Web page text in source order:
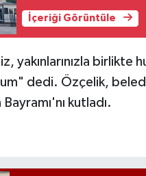
İçeriği Görüntüle
yakınlarınızla birlikte
dedi. Özçelik,
kutladı.